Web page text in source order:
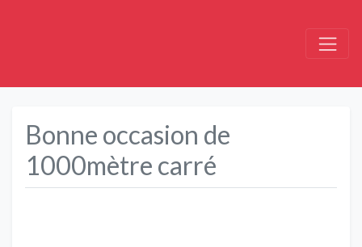
Bonne occasion de
1000mètre carré